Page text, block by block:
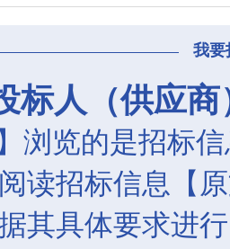
我要
标人（供应商
浏览的是招标
读招标信息【
其具体要求进